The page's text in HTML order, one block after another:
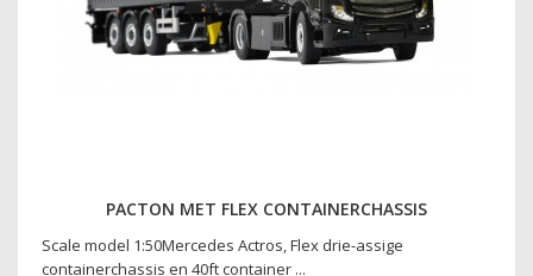
PACTON MET FLEX CONTAINERCHASSIS
Scale model 1:50Mercedes Actros, Flex drie-assige
containerchassis en 40ft container ...